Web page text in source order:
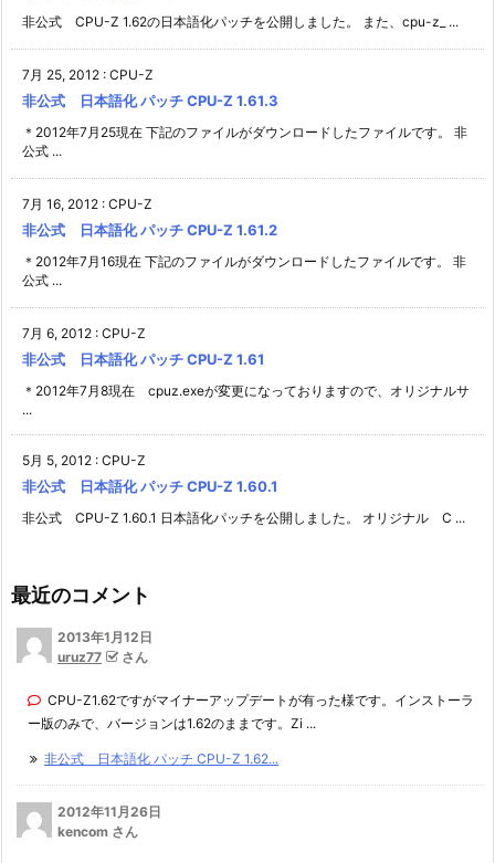
非公式 CPU-Z 1.62の日本語化パッチを公開しました。 また、cpu-z_ ...
7月 25, 2012 : CPU-Z
非公式 日本語化 パッチ CPU-Z 1.61.3
＊2012年7月25現在 下記のファイルがダウンロードしたファイルです。 非
公式 ...
7月 16, 2012 : CPU-Z
非公式 日本語化 パッチ CPU-Z 1.61.2
＊2012年7月16現在 下記のファイルがダウンロードしたファイルです。 非
公式 ...
7月 6, 2012 : CPU-Z
非公式 日本語化 パッチ CPU-Z 1.61
＊2012年7月8現在 cpuz.exeが変更になっておりますので、オリジナルサ
...
5月 5, 2012 : CPU-Z
非公式 日本語化 パッチ CPU-Z 1.60.1
非公式 CPU-Z 1.60.1 日本語化パッチを公開しました。 オリジナル C ...
最近のコメント
2013年1月12日
uruz77
さん
CPU-Z1.62ですがマイナーアップデートが有った様です。インストーラ
ー版のみで、バージョンは1.62のままです。Zi ...
非公式 日本語化 パッチ CPU-Z 1.62...
2012年11月26日
kencom さん